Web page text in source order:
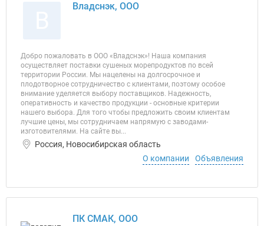
Владснэк, ООО
Добро пожаловать в ООО «Владснэк»! Наша компания
осуществляет поставки сушеных морепродуктов по всей
территории России. Мы нацелены на долгосрочное и
плодотворное сотрудничество с клиентами, поэтому особое
внимание уделяется выбору поставщиков. Надежность,
оперативность и качество продукции - основные критерии
нашего выбора. Для того чтобы предложить своим клиентам
лучшие цены, мы сотрудничаем напрямую с заводами-
изготовителями. На сайте вы...
Россия, Новосибирская область
О компании
Объявления
ПК СМАК, ООО